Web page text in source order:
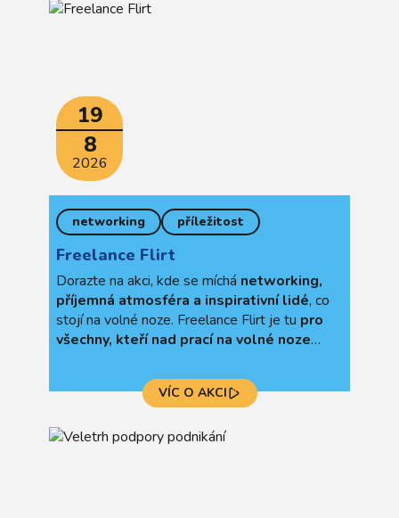
19
8
2026
networking příležitost
Freelance Flirt
Dorazte na akci, kde se míchá networking,
příjemná atmosféra a inspirativní lidé, co
stojí na volné noze. Freelance Flirt je tu pro
všechny, kteří nad prací na volné noze
VÍC O AKCI